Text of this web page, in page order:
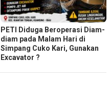
PETI Diduga Beroperasi Diam-
diam pada Malam Hari di
Simpang Cuko Kari, Gunakan
Excavator ?